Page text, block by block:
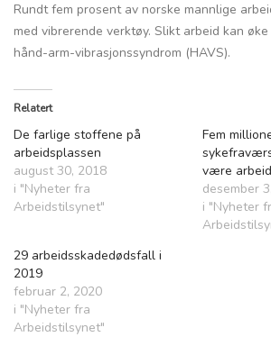
Rundt fem prosent av norske mannlige
med vibrerende verktøy. Slikt arbeid kan
hånd-arm-vibrasjonssyndrom (HAVS).
Relatert
De farlige stoffene på
arbeidsplassen
august 30, 2018
i "Nyheter fra
Arbeidstilsynet"
Fem
være
desember
i "Nyheter
29 arbeidsskadedødsfall i
2019
februar 2, 2020
i "Nyheter fra
Arbeidstilsynet"